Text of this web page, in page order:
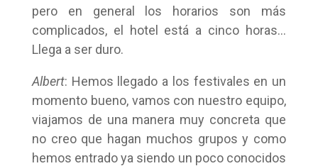
pero en general los horarios son más
complicados, el hotel está a cinco horas…
Llega a ser duro.
Albert: Hemos llegado a los festivales en un
momento bueno, vamos con nuestro equipo,
viajamos de una manera muy concreta que
no creo que hagan muchos grupos y como
hemos entrado ya siendo un poco conocidos